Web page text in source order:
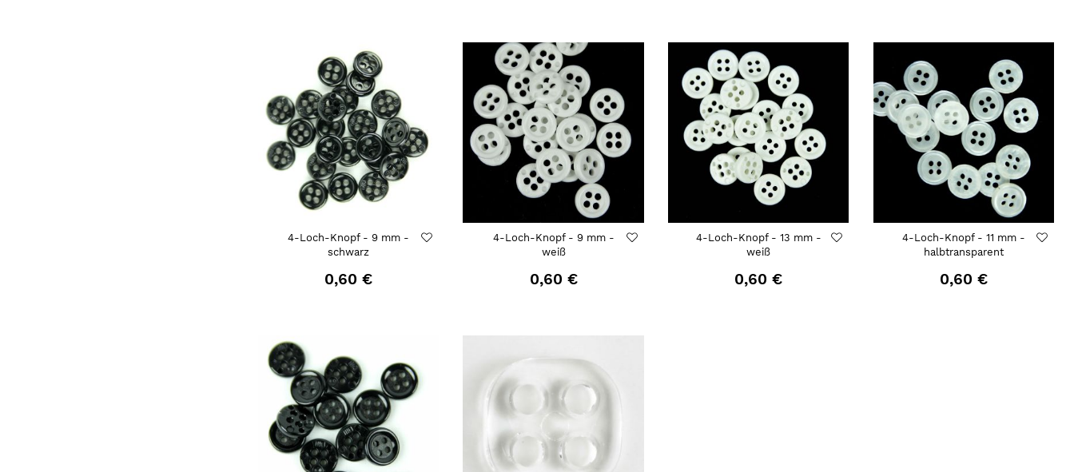
4-Loch-Knopf - 9 mm -
schwarz
0,60 €
4-Loch-Knopf - 9 mm -
weiß
0,60 €
4-Loch-Knopf - 13 mm -
weiß
0,60 €
4-Loch-Knopf - 11 mm -
halbtransparent
0,60 €